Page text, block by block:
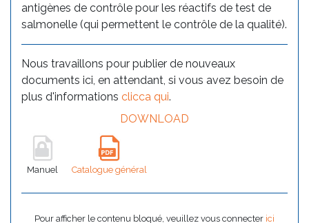
antigènes de contrôle pour les réactifs de test de
salmonelle (qui permettent le contrôle de la qualité).
Nous travaillons pour publier de nouveaux
documents ici, en attendant, si vous avez besoin de
plus d'informations clicca qui.
DOWNLOAD
Manuel Catalogue général
Pour afficher le contenu bloqué, veuillez vous connecter ici